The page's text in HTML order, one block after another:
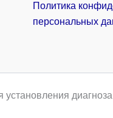
Политика
персональных